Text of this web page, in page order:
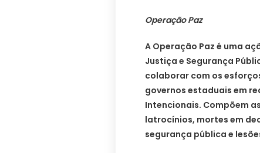
Operação Paz
A Operação Paz é uma
Justiça e Segurança
colaborar com os
governos estaduais em
Intencionais. Compõem
latrocínios, mortes em
segurança pública e